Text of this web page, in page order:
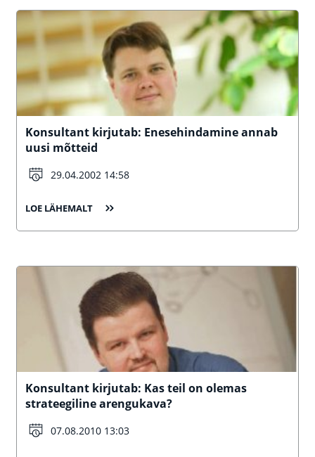
Konsultant kirjutab: Enesehindamine annab
uusi mõtteid
29.04.2002 14:58
LOE LÄHEMALT
Konsultant kirjutab: Kas teil on olemas
strateegiline arengukava?
07.08.2010 13:03